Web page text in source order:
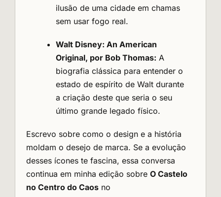
ilusão de uma cidade em chamas
sem usar fogo real.
Walt Disney: An American
Original, por Bob Thomas: A
biografia clássica para entender o
estado de espírito de Walt durante
a criação deste que seria o seu
último grande legado físico.
Escrevo sobre como o design e a história
moldam o desejo de marca. Se a evolução
desses ícones te fascina, essa conversa
continua em minha edição sobre O Castelo
no Centro do Caos no